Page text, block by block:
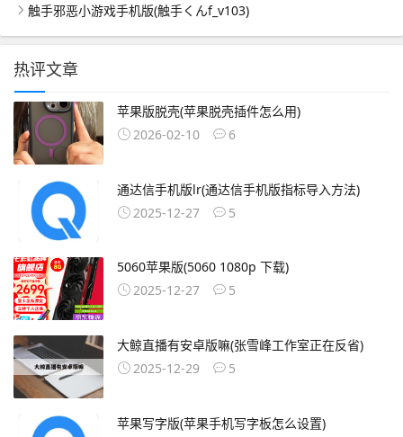
触手邪恶小游戏手机版(触手くんf_v103)
热评文章
苹果版脱壳(苹果脱壳插件怎么用)
2026-02-10
6
通达信手机版lr(通达信手机版指标导入方法)
2025-12-27
5
5060苹果版(5060 1080p 下载)
2025-12-27
5
大鲸直播有安卓版嘛(张雪峰工作室正在反省)
2025-12-29
5
苹果写字版(苹果手机写字板怎么设置)